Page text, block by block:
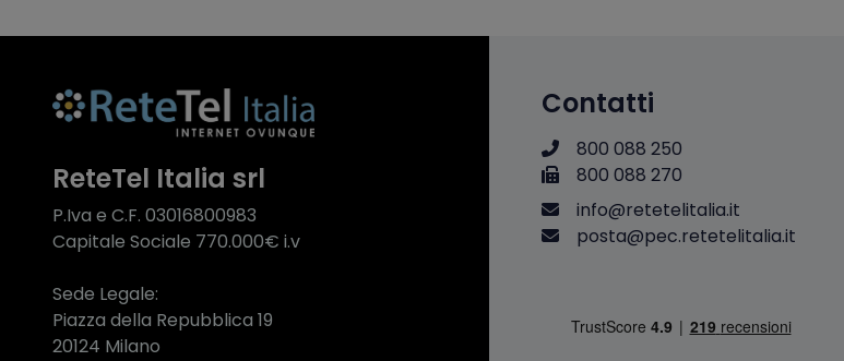
ReteTel Italia srl
P.Iva e C.F. 03016800983
Capitale Sociale 770.000€ i.v
Sede Legale:
Piazza della Repubblica 19
20124 Milano
Contatti
800 088 250
800 088 270
info@retetelitalia.it
posta@pec.retetelitalia.it